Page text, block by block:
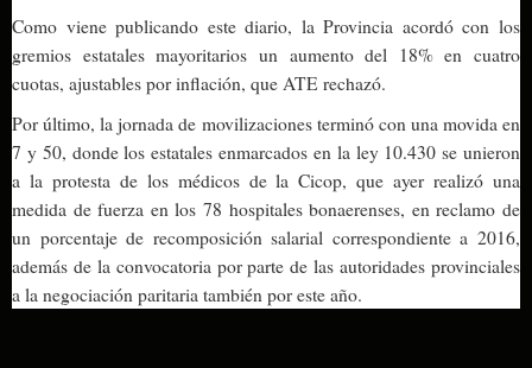
Como viene publicando este diario, la Provincia acordó con los
gremios estatales mayoritarios un aumento del 18% en cuatro
cuotas, ajustables por inflación, que ATE rechazó.
Por último, la jornada de movilizaciones terminó con una movida en
7 y 50, donde los estatales enmarcados en la ley 10.430 se unieron
a la protesta de los médicos de la Cicop, que ayer realizó una
medida de fuerza en los 78 hospitales bonaerenses, en reclamo de
un porcentaje de recomposición salarial correspondiente a 2016,
además de la convocatoria por parte de las autoridades provinciales
a la negociación paritaria también por este año.